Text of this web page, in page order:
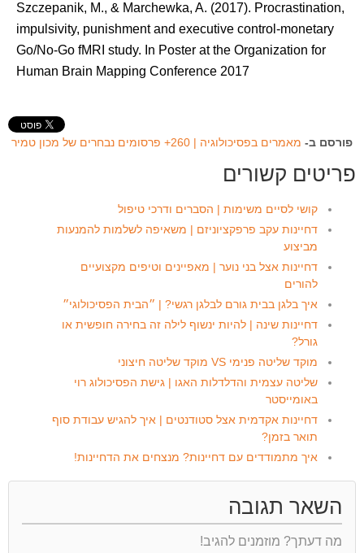
Szczepanik, M., & Marchewka, A. (2017). Procrastination,
impulsivity, punishment and executive control-monetary
Go/No-Go fMRI study. In Poster at the Organization for
Human Brain Mapping Conference 2017
פורסם ב- מאמרים בפסיכולוגיה | 260+ פרסומים נבחרים של מכון טמיר
פריטים קשורים
קושי לסיים משימות | הסברים ודרכי טיפול
דחיינות עקב פרפקציוניזם | משאיפה לשלמות להמנעות
מביצוע
דחיינות אצל בני נוער | מאפיינים וטיפים מקצועיים
להורים
איך בלגן בבית גורם לבלגן רגשי? | ״הבית הפסיכולוגי״
דחיינות שינה | להיות ינשוף לילה זה בחירה חופשית או
גורל?
מוקד שליטה פנימי VS מוקד שליטה חיצוני
שליטה עצמית והדלדלות האגו | גישת הפסיכולוג רוי
באומייסטר
דחיינות אקדמית אצל סטודנטים | איך להגיש עבודת סוף
תואר בזמן?
איך מתמודדים עם דחיינות? מנצחים את הדחיינות!
השאר תגובה
מה דעתך? מוזמנים להגיב!